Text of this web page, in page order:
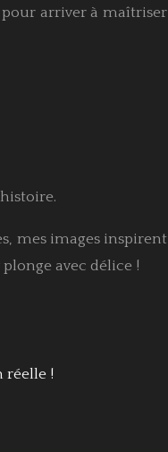
pour arriver à maîtriser
mes images inspirent
avec délice !
réelle !